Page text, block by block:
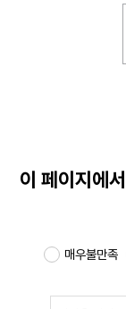
이 페이지에
매우불만족